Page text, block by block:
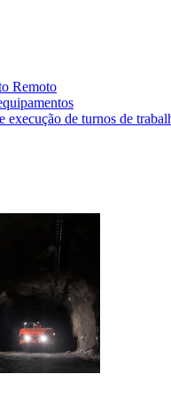
Remoto
execução de turnos de